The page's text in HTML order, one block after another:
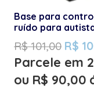
Base para
ruído para
R$101,00 R$
Parcele em
ou R$ 90,00